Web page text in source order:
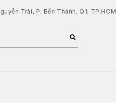
Trãi, P. Bến Thành, Q1, TP.HCM